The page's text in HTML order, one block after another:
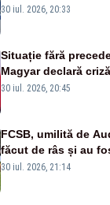
din cauza unei
30 iul. 2026, 20:33
Situație fără
Magyar declară
oprirea centralei de
30 iul. 2026, 20:45
FCSB, umilită de
făcut de râs și au
Conference League
30 iul. 2026, 21:14